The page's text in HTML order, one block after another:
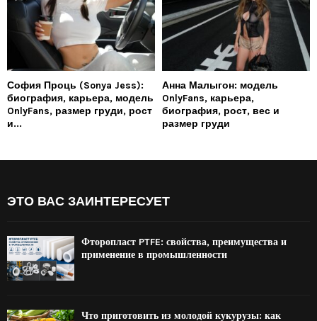
София Проць (Sonya Jess):
биография, карьера, модель
OnlyFans, размер груди, рост
и...
Анна Малыгон: модель
OnlyFans, карьера,
биография, рост, вес и
размер груди
ЭТО ВАС ЗАИНТЕРЕСУЕТ
Фторопласт PTFE: свойства, преимущества и
применение в промышленности
Что приготовить из молодой кукурузы: как